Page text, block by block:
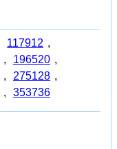
117912 ,
, 196520 ,
, 275128 ,
, 353736